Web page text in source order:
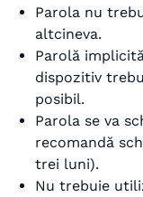
Parola nu
altcineva.
Parolă
dispozitiv
posibil.
Parola se va
recomandă
trei luni).
Nu trebuie